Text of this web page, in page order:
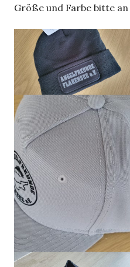
Größe und Farbe bitte an